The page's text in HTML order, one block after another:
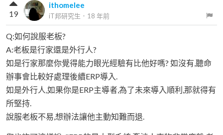
ithomelee
iT邦研究生 ． 18 年前
19
Q:如何說服老板?
A:老板是行家還是外行人?
如是行家那麼你覺得能力眼光經驗有比他好嗎? 如沒有,聽命
辦事會比較好處理後續ERP導入.
如是外行人,如果你是ERP主導者,為了未來導入順利,那就得有
所堅持.
說服老板不易,想辦法讓他主動知難而退.